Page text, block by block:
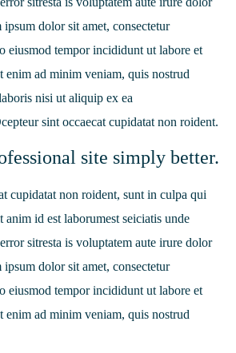
dolor sit amet, consectetur
eiusmod tempor incididunt ut labore et
enim ad minim veniam, quis nostrud
nisi ut aliquip ex ea
sint occaecat cupidatat non roident.
site simply better.
cupidatat non roident, sunt in culpa qui
id est laborumest seiciatis unde
sitresta is voluptatem aute irure dolor
dolor sit amet, consectetur
eiusmod tempor incididunt ut labore et
enim ad minim veniam, quis nostrud